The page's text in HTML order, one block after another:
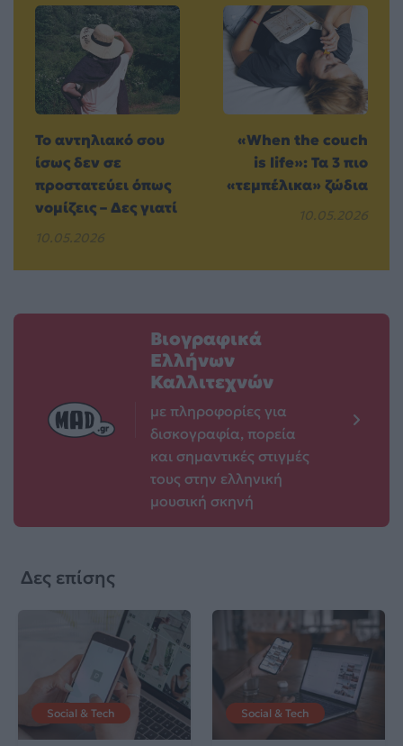
Το αντηλιακό σου
ίσως δεν σε
προστατεύει όπως
νομίζεις – Δες γιατί
10.05.2026
«When the couch
is life»: Τα 3 πιο
«τεμπέλικα» ζώδια
10.05.2026
Βιογραφικά
Ελλήνων
Καλλιτεχνών
με πληροφορίες για
δισκογραφία, πορεία
και σημαντικές στιγμές
τους στην ελληνική
μουσική σκηνή
Δες επίσης
Social & Tech Social & Tech